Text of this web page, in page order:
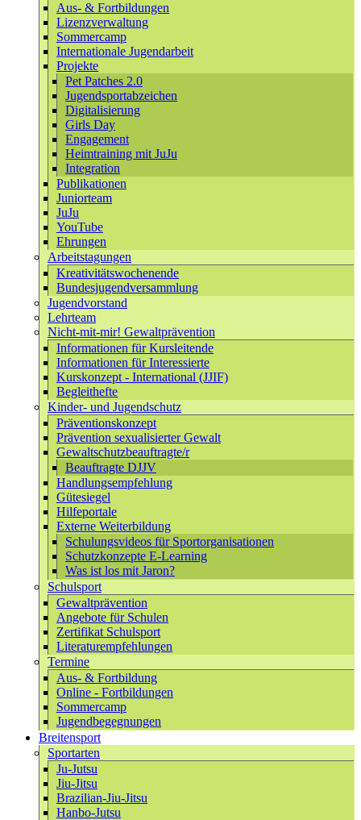
Aus- & Fortbildungen
Lizenzverwaltung
Sommercamp
Internationale Jugendarbeit
Projekte
Pet Patches 2.0
Jugendsportabzeichen
Digitalisierung
Girls Day
Engagement
Heimtraining mit JuJu
Integration
Publikationen
Juniorteam
JuJu
YouTube
Ehrungen
Arbeitstagungen
Kreativitätswochenende
Bundesjugendversammlung
Jugendvorstand
Lehrteam
Nicht-mit-mir! Gewaltprävention
Informationen für Kursleitende
Informationen für Interessierte
Kurskonzept - International (JJIF)
Begleithefte
Kinder- und Jugendschutz
Präventionskonzept
Prävention sexualisierter Gewalt
Gewaltschutzbeauftragte/r
Beauftragte DJJV
Handlungsempfehlung
Gütesiegel
Hilfeportale
Externe Weiterbildung
Schulungsvideos für Sportorganisationen
Schutzkonzepte E-Learning
Was ist los mit Jaron?
Schulsport
Gewaltprävention
Angebote für Schulen
Zertifikat Schulsport
Literaturempfehlungen
Termine
Aus- & Fortbildung
Online - Fortbildungen
Sommercamp
Jugendbegegnungen
Breitensport
Sportarten
Ju-Jutsu
Jiu-Jitsu
Brazilian-Jiu-Jitsu
Hanbo-Jutsu